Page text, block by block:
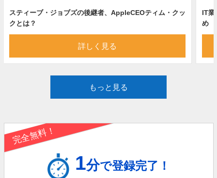
スティーブ・ジョブズの後継者、AppleCEOティム・クッ
クとは？
詳しく見る
IT業
め
もっと見る
完全無料！
1分で登録完了！